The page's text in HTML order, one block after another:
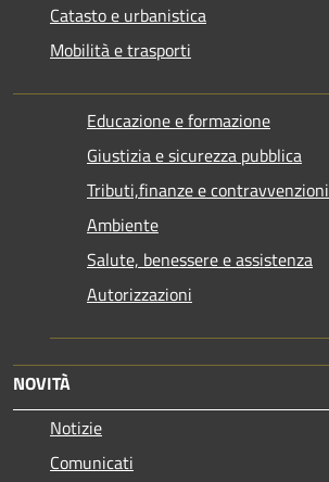
Catasto e urbanistica
Mobilità e trasporti
Educazione e formazione
Giustizia e sicurezza pubblica
Tributi,finanze e contravvenzioni
Ambiente
Salute, benessere e assistenza
Autorizzazioni
NOVITÀ
Notizie
Comunicati